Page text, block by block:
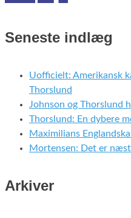
Seneste indlæg
Uofficielt: Amerikansk
Thorslund
Johnson og Thorslund
Thorslund: En dybere
Maximilians
Mortensen: Det er
Arkiver